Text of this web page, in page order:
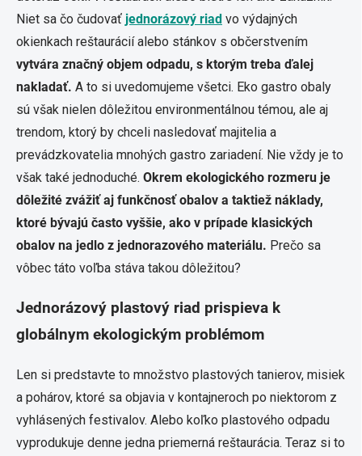
Niet sa čo čudovať jednorázový riad vo výdajných
okienkach reštaurácií alebo stánkov s občerstvením
vytvára značný objem odpadu, s ktorým treba ďalej
nakladať. A to si uvedomujeme všetci. Eko gastro obaly
sú však nielen dôležitou environmentálnou témou, ale aj
trendom, ktorý by chceli nasledovať majitelia a
prevádzkovatelia mnohých gastro zariadení. Nie vždy je to
však také jednoduché. Okrem ekologického rozmeru je
dôležité zvážiť aj funkčnosť obalov a taktiež náklady,
ktoré bývajú často vyššie, ako v prípade klasických
obalov na jedlo z jednorazového materiálu. Prečo sa
vôbec táto voľba stáva takou dôležitou?
Jednorázový plastový riad prispieva k
globálnym ekologickým problémom
Len si predstavte to množstvo plastových tanierov, misiek
a pohárov, ktoré sa objavia v kontajneroch po niektorom z
vyhlásených festivalov. Alebo koľko plastového odpadu
vyprodukuje denne jedna priemerná reštaurácia. Teraz si to